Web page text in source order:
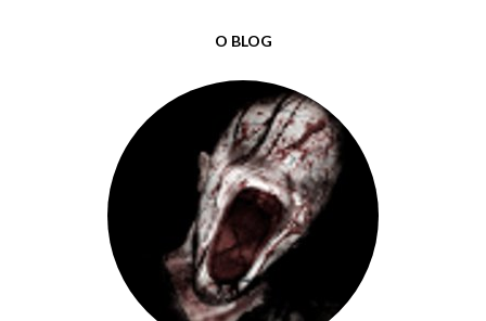
O BLOG